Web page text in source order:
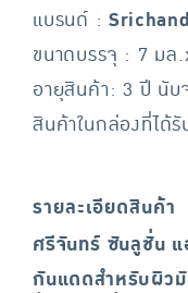
แบรนด์ :Srichand
ขนาดบรรจุ : 7 มล
อายุสินค้า: 3 ปี นับ
สินค้าในกล่องที่ได้
รายละเอียดสินค้า
ศรีจันทร์ ซันลูชั่น
กันแดดสำหรับผิว